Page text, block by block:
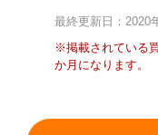
最終更新日：2020
※掲載されている
か月になります。